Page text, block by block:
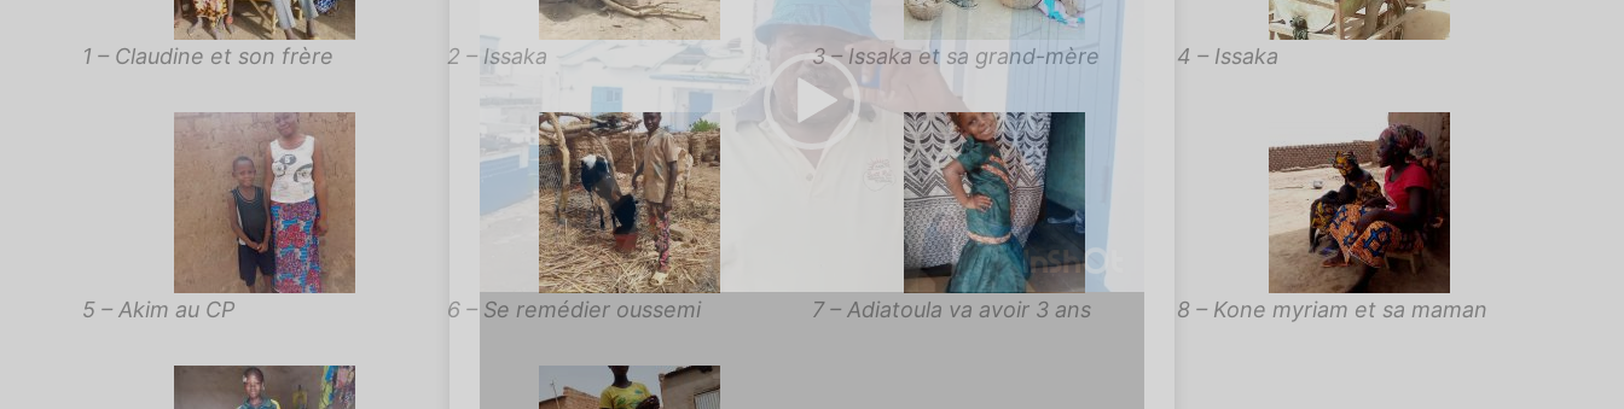
1 – Claudine et son frère 2 – Issaka 3 – Issaka et sa grand-mère 4 – Issaka
5 – Akim au CP 6 – Se remédier oussemi 7 – Adiatoula va avoir 3 ans 8 – Kone myriam et sa maman